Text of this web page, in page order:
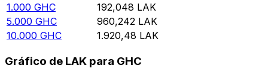
1.000 GHC 192,048 LAK
5.000 GHC 960,242 LAK
10.000 GHC 1.920,48 LAK
Gráfico de LAK para GHC